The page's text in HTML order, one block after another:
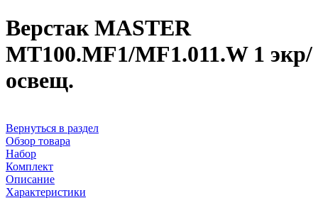
Верстак MASTER
MT100.MF1/MF1.011.W 1 экр/
освещ.
Вернуться в раздел
Обзор товара
Набор
Комплект
Описание
Характеристики